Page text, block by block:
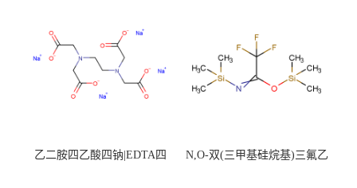
乙二胺四乙酸四钠|EDTA四
N,O-双(三甲基硅烷基)三氟乙